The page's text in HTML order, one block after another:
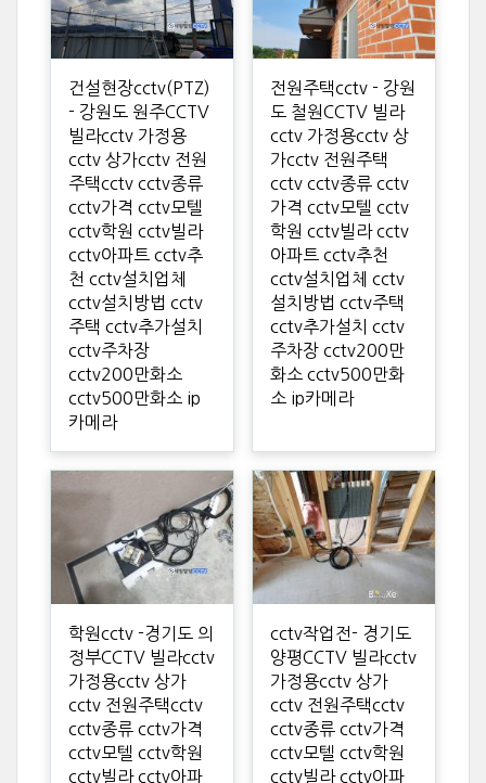
건설현장cctv(PTZ)
- 강원도 원주CCTV
빌라cctv 가정용
cctv 상가cctv 전원
주택cctv cctv종류
cctv가격 cctv모텔
cctv학원 cctv빌라
cctv아파트 cctv추
천 cctv설치업체
cctv설치방법 cctv
주택 cctv추가설치
cctv주차장
cctv200만화소
cctv500만화소 ip
카메라
전원주택cctv - 강원
도 철원CCTV 빌라
cctv 가정용cctv 상
가cctv 전원주택
cctv cctv종류 cctv
가격 cctv모텔 cctv
학원 cctv빌라 cctv
아파트 cctv추천
cctv설치업체 cctv
설치방법 cctv주택
cctv추가설치 cctv
주차장 cctv200만
화소 cctv500만화
소 ip카메라
학원cctv -경기도 의
정부CCTV 빌라cctv
가정용cctv 상가
cctv 전원주택cctv
cctv종류 cctv가격
cctv모텔 cctv학원
cctv빌라 cctv아파
cctv작업전- 경기도
양평CCTV 빌라cctv
가정용cctv 상가
cctv 전원주택cctv
cctv종류 cctv가격
cctv모텔 cctv학원
cctv빌라 cctv아파